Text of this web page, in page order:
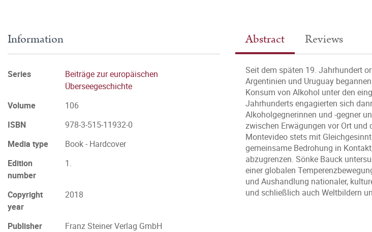
Abstract Reviews
Seit dem späten 19. Jahrhundert
Argentinien und Uruguay
Konsum von Alkohol unter den
Jahrhunderts engagierten sich
Alkoholgegnerinnen und -gegner
zwischen Erwägungen vor Ort
Montevideo stets mit
gemeinsame Bedrohung in
abzugrenzen. Sönke Bauck
einer globalen
und Aushandlung nationaler,
und schließlich auch Weltbildern
Information
Series
Beiträge zur europäischen
Überseegeschichte
Volume
106
ISBN
978-3-515-11932-0
Media type
Book - Hardcover
Edition
number
1.
Copyright
year
2018
Publisher
Franz Steiner Verlag GmbH